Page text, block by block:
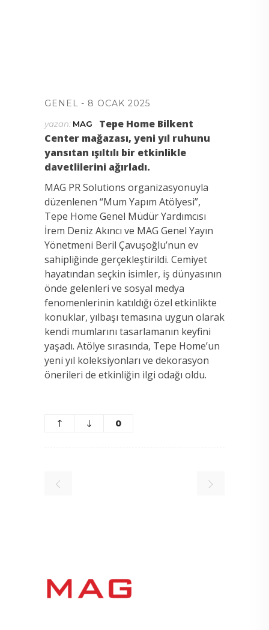
GENEL 8 OCAK 2025
yazan: MAG
Tepe Home Bilkent
Center mağazası, yeni yıl ruhunu
yansıtan ışıltılı bir etkinlikle
davetlilerini ağırladı.
MAG PR Solutions organizasyonuyla
düzenlenen “Mum Yapım Atölyesi”,
Tepe Home Genel Müdür Yardımcısı
İrem Deniz Akıncı ve MAG Genel Yayın
Yönetmeni Beril Çavuşoğlu’nun ev
sahipliğinde gerçekleştirildi. Cemiyet
hayatından seçkin isimler, iş dünyasının
önde gelenleri ve sosyal medya
fenomenlerinin katıldığı özel etkinlikte
konuklar, yılbaşı temasına uygun olarak
kendi mumlarını tasarlamanın keyfini
yaşadı. Atölye sırasında, Tepe Home’un
yeni yıl koleksiyonları ve dekorasyon
önerileri de etkinliğin ilgi odağı oldu.
0